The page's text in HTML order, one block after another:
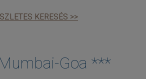
KERESÉS >>
Goa ***